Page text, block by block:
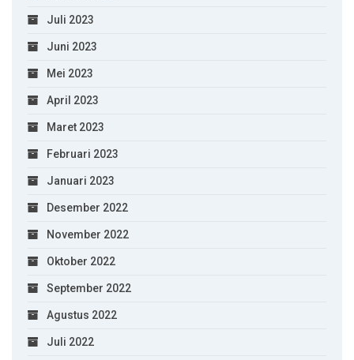
Juli 2023
Juni 2023
Mei 2023
April 2023
Maret 2023
Februari 2023
Januari 2023
Desember 2022
November 2022
Oktober 2022
September 2022
Agustus 2022
Juli 2022